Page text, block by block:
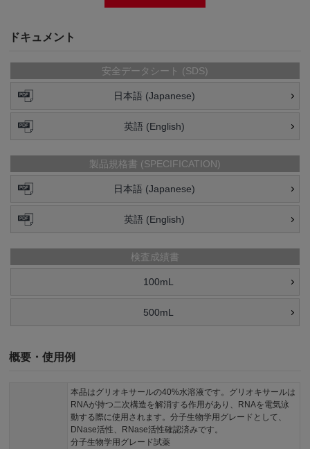
ドキュメント
安全データシート (SDS)
日本語 (Japanese)
英語 (English)
製品規格書 (SPECIFICATION)
日本語 (Japanese)
英語 (English)
検査成績書
100mL
500mL
概要・使用例
本品はグリオキサールの40%水溶液です。グリオキサールは
RNAが持つ二次構造を解消する作用があり、RNAを電気泳
動する際に使用されます。分子生物学用グレードとして、
DNase活性、RNase活性確認済みです。
分子生物学用グレード試薬